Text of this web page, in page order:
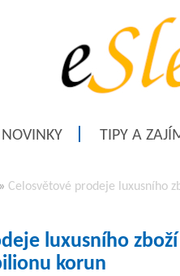
NOVINKY TIPY A
» Celosvětové prodeje luxusního
luxusního
korun